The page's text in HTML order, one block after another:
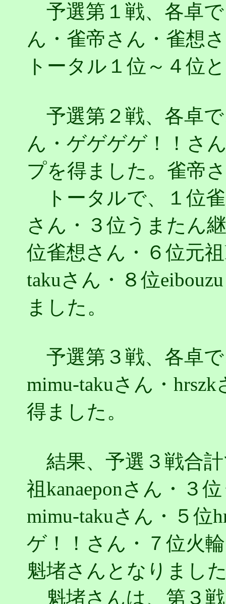
予選第１戦、各卓
ん・雀帝さん・雀想
トータル１位～４位
予選第２戦、各卓で
ん・ゲゲゲゲ！！さ
プを得ました。雀帝
トータルで、１位
さん・３位うまたん
位雀想さん・６位元
takuさん・８位
ました。
予選第３戦、各卓で
mimu-takuさん・
得ました。
結果、予選３戦合
祖kanaeponさん・３
mimu-takuさん・５位
ゲ！！さん・７位火
魁堵さんとなりまし
魁堵さんは、第３